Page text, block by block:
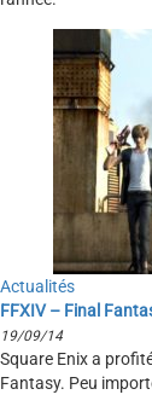
Actualités
FFXIV – Final
19/09/14
Square Enix a
Fantasy. Peu